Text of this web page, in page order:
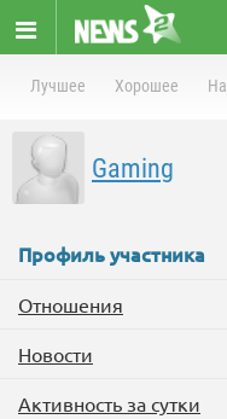
Лучшее Хорошее
Gaming
Профиль участника
Отношения
Новости
Активность за сутки